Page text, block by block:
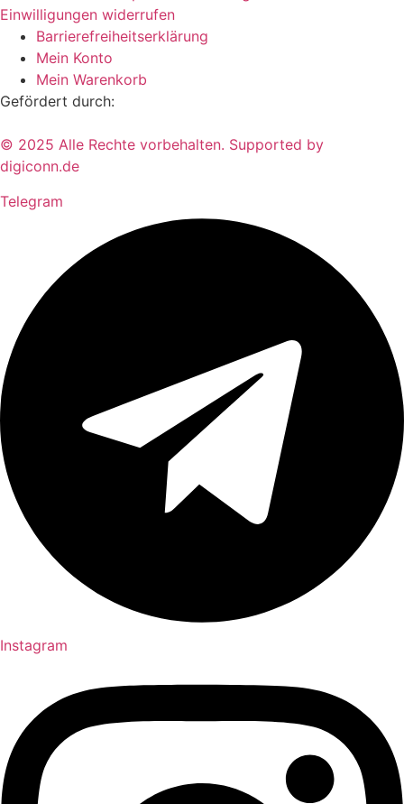
Einwilligungen widerrufen
Barrierefreiheitserklärung
Mein Konto
Mein Warenkorb
Gefördert durch:
© 2025 Alle Rechte vorbehalten. Supported by
digiconn.de
Telegram
Instagram